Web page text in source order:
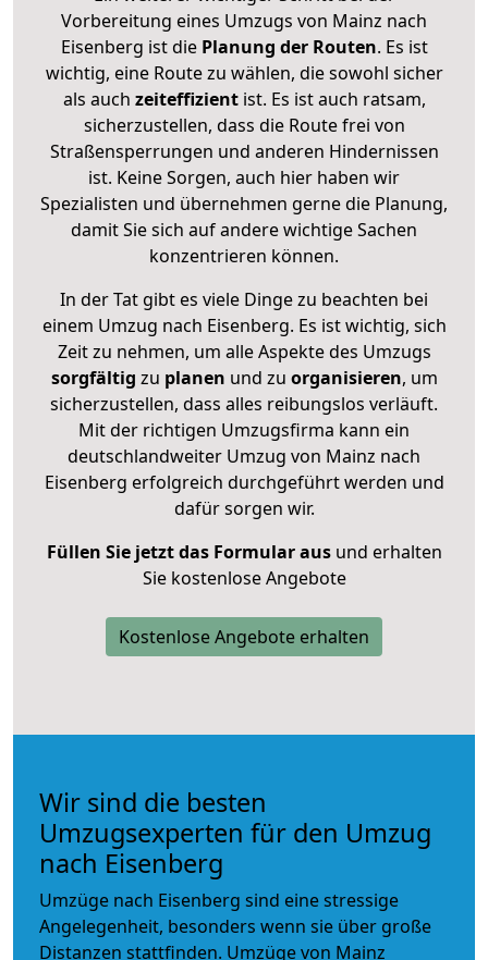
Vorbereitung eines Umzugs von Mainz nach
Eisenberg ist diePlanung der Routen. Es ist
wichtig, eine Route zu wählen, die sowohl sicher
als auch zeiteffizientist. Es ist auch ratsam,
sicherzustellen, dass die Route frei von
Straßensperrungen und anderen Hindernissen
ist. Keine Sorgen, auch hier haben wir
Spezialisten und übernehmen gerne die Planung,
damit Sie sich auf andere wichtige Sachen
konzentrieren können.
In der Tat gibt es viele Dinge zu beachten bei
einem Umzug nach Eisenberg. Es ist wichtig, sich
Zeit zu nehmen, um alle Aspekte des Umzugs
sorgfältig zu planen und zu organisieren, um
sicherzustellen, dass alles reibungslos verläuft.
Mit der richtigen Umzugsfirma kann ein
deutschlandweiter Umzug von Mainz nach
Eisenberg erfolgreich durchgeführt werden und
dafür sorgen wir.
Füllen Sie jetzt das Formular ausund erhalten
Sie kostenlose Angebote
Kostenlose Angebote erhalten
Wir sind die besten
Umzugsexperten für den Umzug
nach Eisenberg
Umzüge nach Eisenberg sind eine stressige
Angelegenheit, besonders wenn sie über große
Distanzen stattfinden. Umzüge von Mainz